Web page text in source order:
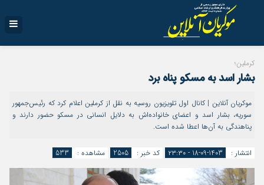
کرملین؛
بشار اسد به مسکو پناه برد
موکریان آنلاین | کانال اول تلویزیون روسیه به نقل از کرملین اعلام کرد که رئیس‌جمهور
سوریه، بشار اسد و اعضای خانواده‌اش به دلایل انسانی در مسکو حضور دارند و
پناهندگی به آن‌ها اعطا شده است.
انتشار : 1403-09-18 - ۲۳:۳۰ کد خبر : 2505 مشاهده : 533